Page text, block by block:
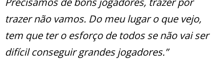
trazer não vamos. Do meu lugar o que vejo,
tem que ter o esforço de todos se não vai ser
difícil conseguir grandes jogadores.”